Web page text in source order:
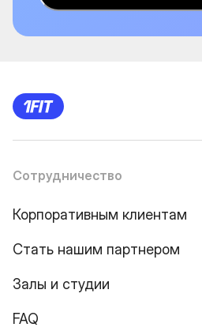
Сотрудничество
Корпоративным клиентам
Стать нашим партнером
Залы и студии
FAQ